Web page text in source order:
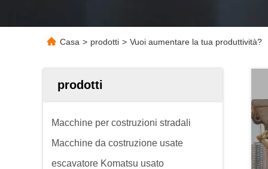
Casa > prodotti > Vuoi aumentare la tua produttività?
prodotti
Macchine per costruzioni stradali
Macchine da costruzione usate
escavatore Komatsu usato